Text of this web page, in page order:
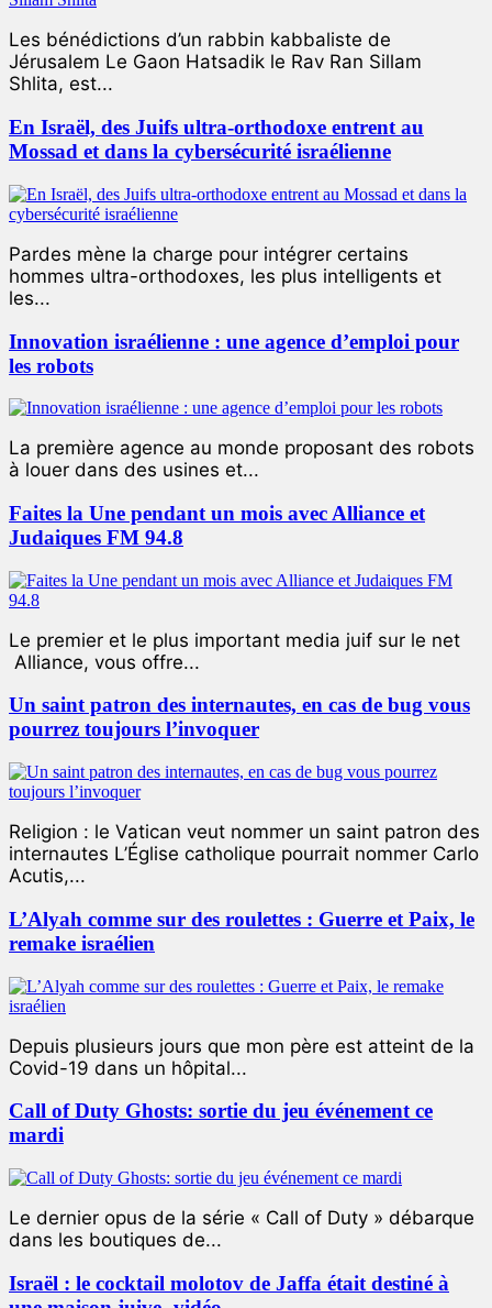
Les bénédictions d’un rabbin kabbaliste de
Jérusalem Le Gaon Hatsadik le Rav Ran Sillam
Shlita, est...
En Israël, des Juifs ultra-orthodoxe entrent au
Mossad et dans la cybersécurité israélienne
Pardes mène la charge pour intégrer certains
hommes ultra-orthodoxes, les plus intelligents et
les...
Innovation israélienne : une agence d’emploi pour
les robots
La première agence au monde proposant des robots
à louer dans des usines et...
Faites la Une pendant un mois avec Alliance et
Judaiques FM 94.8
Le premier et le plus important media juif sur le net
Alliance, vous offre...
Un saint patron des internautes, en cas de bug vous
pourrez toujours l’invoquer
Religion : le Vatican veut nommer un saint patron des
internautes L’Église catholique pourrait nommer Carlo
Acutis,...
L’Alyah comme sur des roulettes : Guerre et Paix, le
remake israélien
Depuis plusieurs jours que mon père est atteint de la
Covid-19 dans un hôpital...
Call of Duty Ghosts: sortie du jeu événement ce
mardi
Le dernier opus de la série « Call of Duty » débarque
dans les boutiques de...
Israël : le cocktail molotov de Jaffa était destiné à